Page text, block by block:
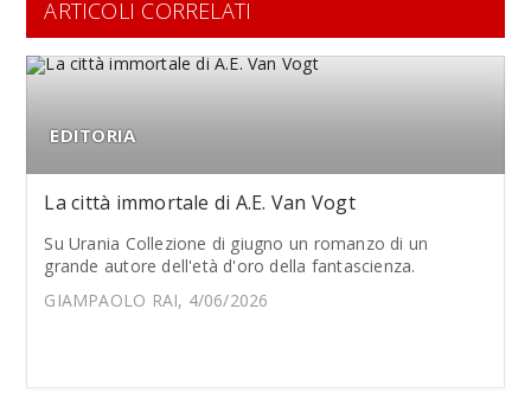
ARTICOLI CORRELATI
EDITORIA
La città immortale di A.E. Van Vogt
Su Urania Collezione di giugno un romanzo di un
grande autore dell'età d'oro della fantascienza.
GIAMPAOLO RAI, 4/06/2026